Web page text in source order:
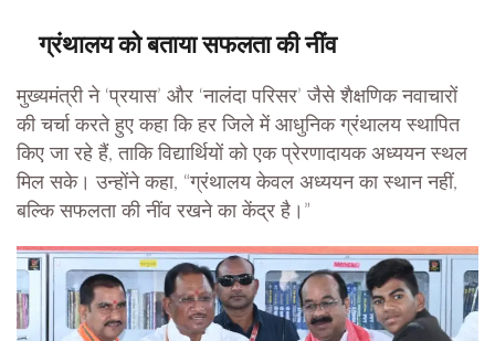
ग्रंथालय को बताया सफलता की नींव
मुख्यमंत्री ने ‘प्रयास’ और ‘नालंदा परिसर’ जैसे शैक्षणिक नवाचारों
की चर्चा करते हुए कहा कि हर जिले में आधुनिक ग्रंथालय स्थापित
किए जा रहे हैं, ताकि विद्यार्थियों को एक प्रेरणादायक अध्ययन स्थल
मिल सके। उन्होंने कहा, “ग्रंथालय केवल अध्ययन का स्थान नहीं,
बल्कि सफलता की नींव रखने का केंद्र है।”